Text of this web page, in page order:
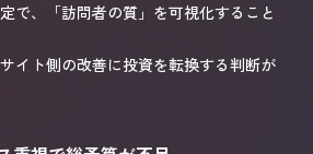
で、「訪問者の質」を可視化すること
イト側の改善に投資を転換する判断が